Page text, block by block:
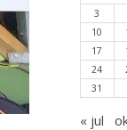
3
10
17
24
31
« jul